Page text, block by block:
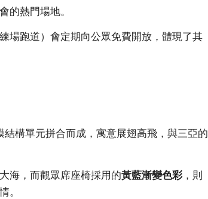
的熱門場地。
場跑道）會定期向公眾免費開放，體現了其
結構單元拼合而成，寓意展翅高飛，與三亞的
海，而觀眾席座椅採用的黃藍漸變色彩，則
。